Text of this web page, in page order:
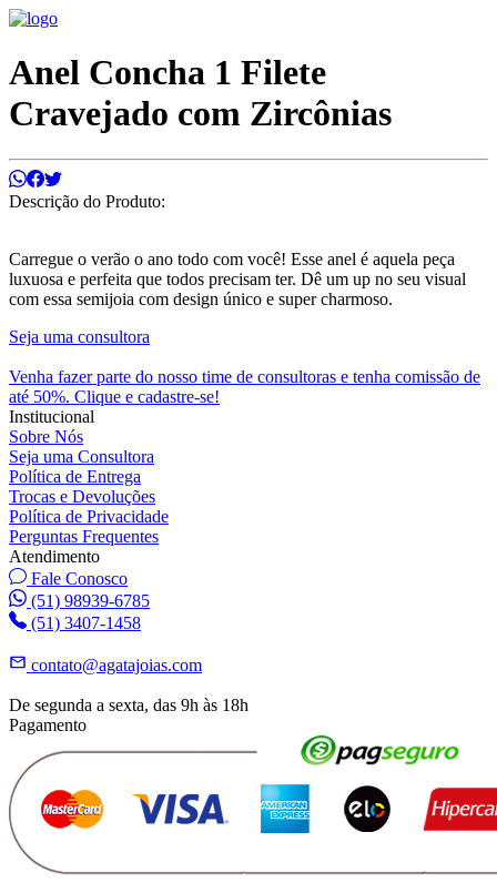
Anel Concha 1 Filete
Cravejado com Zircônias
Descrição do Produto:
Carregue o verão o ano todo com você! Esse anel é aquela peça
luxuosa e perfeita que todos precisam ter. Dê um up no seu visual
com essa semijoia com design único e super charmoso.
Seja uma consultora
Venha fazer parte do nosso time de consultoras e tenha comissão de
até 50%. Clique e cadastre-se!
Institucional
Sobre Nós
Seja uma Consultora
Política de Entrega
Trocas e Devoluções
Política de Privacidade
Perguntas Frequentes
Atendimento
Fale Conosco
(51) 98939-6785
(51) 3407-1458
contato@agatajoias.com
De segunda a sexta, das 9h às 18h
Pagamento